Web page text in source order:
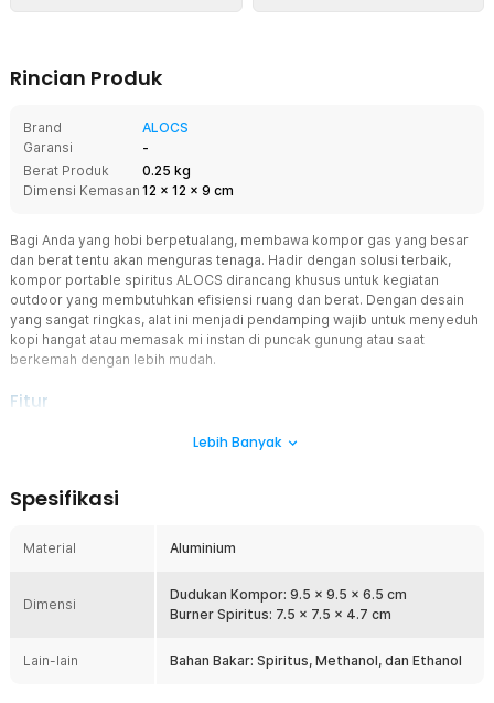
Rincian Produk
Brand
ALOCS
Garansi
-
Berat Produk
0.25 kg
Dimensi Kemasan 12 x 12 x 9 cm
Bagi Anda yang hobi berpetualang, membawa kompor gas yang besar
dan berat tentu akan menguras tenaga. Hadir dengan solusi terbaik,
kompor portable spiritus ALOCS dirancang khusus untuk kegiatan
outdoor yang membutuhkan efisiensi ruang dan berat. Dengan desain
yang sangat ringkas, alat ini menjadi pendamping wajib untuk menyeduh
kopi hangat atau memasak mi instan di puncak gunung atau saat
berkemah dengan lebih mudah.
Fitur
Desain Ringkas dan Ultralight
Dilengkapi dengan pouch penyimpanan eksklusif, Anda bisa
membawa Anda. Bentuknya yang efisien adalah kunci utama
Kompatibilitas Bahan Bakar Cair
menggunakan bahan bakar cair seperti spiritus, methanol, atau
ethanol yang mudah ditemukan. Penggunaan bahan bakar jenis ini
Lebih Banyak
Spesifikasi
Material Aluminium
Dimensi
Dudukan Kompor: 9.5 x 9.5 x 6.5 cm
Burner Spiritus: 7.5 x 7.5 x 4.7 cm
Lain-lain Bahan Bakar: Spiritus, Methanol, dan Ethanol